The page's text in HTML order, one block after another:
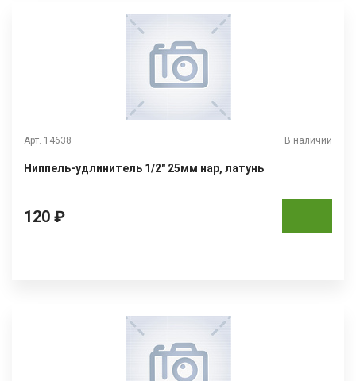
Арт. 14638 В наличии
Ниппель-удлинитель 1/2" 25мм нар, латунь
120 ₽